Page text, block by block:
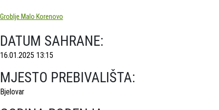
Groblje Malo Korenovo
DATUM SAHRANE:
16.01.2025 13:15
MJESTO PREBIVALIŠTA:
Bjelovar